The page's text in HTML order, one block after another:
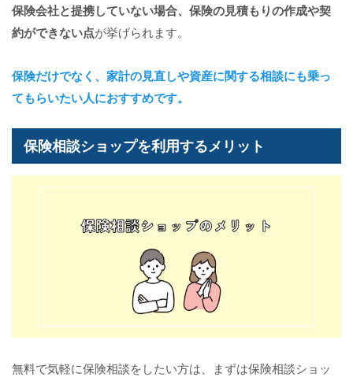
保険会社と提携していない場合、保険の見積もりの作成や契
約ができない点が挙げられます。
保険だけでなく、家計の見直しや資産に関する相談にも乗っ
てもらいたい人におすすめです。
保険相談ショップを利用するメリット
無料で気軽に保険相談をしたい方は、まずは保険相談ショッ